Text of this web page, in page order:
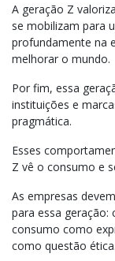
A geração Z
se mobilizam para
profundamente na
melhorar o mundo.
Por fim, essa
instituições e
pragmática.
Esses
Z vê o consumo e
As empresas
para essa
consumo como
como questão ética.